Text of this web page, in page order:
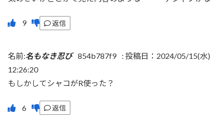
返信
名前:名もなき忍び 854b787f9 : 投稿日：2024/05/15(水)
12:26:20
もしかしてシャコがR使った？
返信